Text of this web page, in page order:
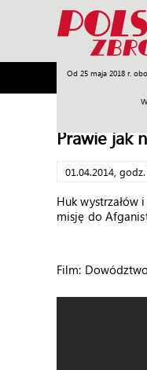
Od 25 maja 2018 r.
Armia Poligon
Prawie jak
01.04.2014,
Huk
misję do
Film: